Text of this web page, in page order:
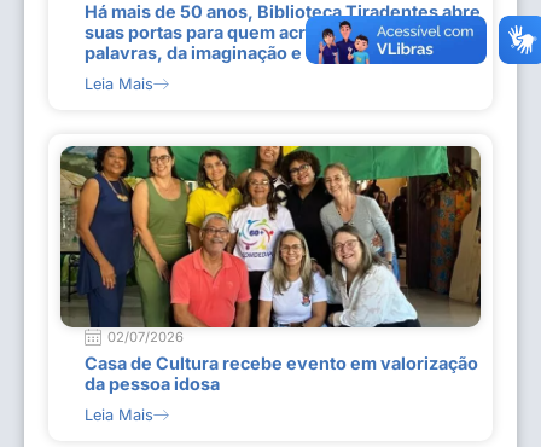
Há mais de 50 anos, Biblioteca Tiradentes abre
suas portas para quem acredita no poder das
palavras, da imaginação e do conhecimento
Leia Mais
02/07/2026
Casa de Cultura recebe evento em valorização
da pessoa idosa
Leia Mais